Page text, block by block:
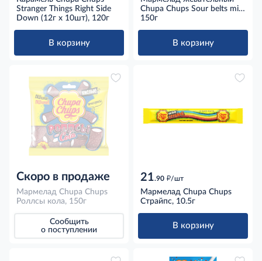
Stranger Things Right Side
Down (12г x 10шт), 120г
В корзину
Chupa Chups Sour belts mini
кислый с фруктовым
150г
В корзину
Скоро в продаже
Мармелад Chupa Chups
Роллсы кола, 150г
Сообщить
о поступлении
21.90 д/шт
Мармелад Chupa Chups
Страйпс, 10.5г
В корзину